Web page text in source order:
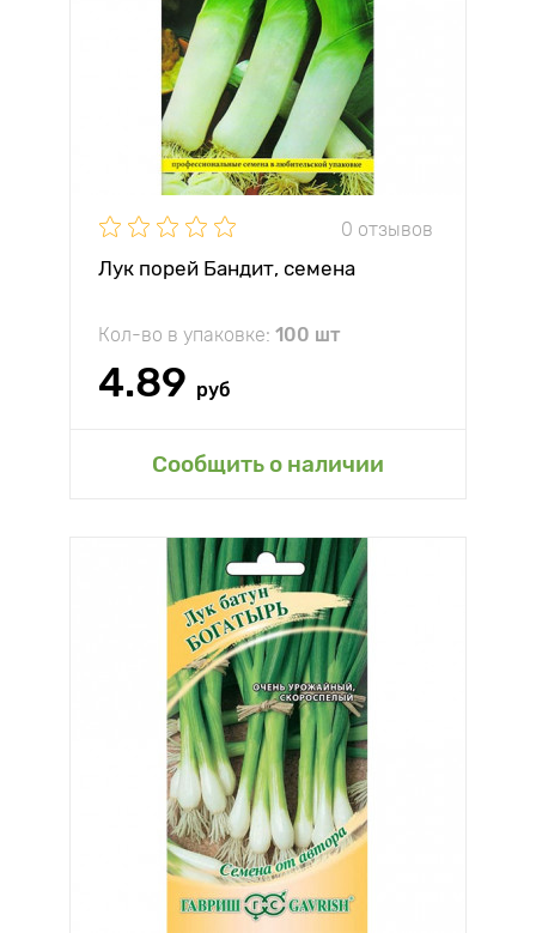
0 отзывов
Лук порей Бандит, семена
Кол-во в упаковке: 100 шт
4.89 руб
Сообщить о наличии